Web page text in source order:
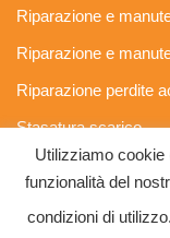
Riparazione e
Riparazione e
Riparazione perdite
Stasatura scarico
Stasatura wc
SosMastro by
Policy e Cookie
Utilizziamo cookie
funzionalità del
condizioni di utilizzo.